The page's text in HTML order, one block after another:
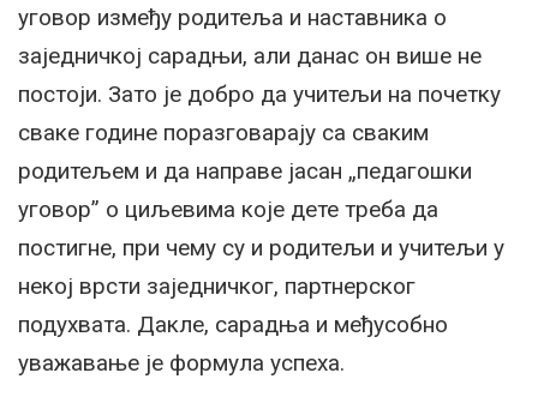
уговор између родитеља и наставника о
заједничкој сарадњи, али данас он више не
постоји. Зато је добро да учитељи на почетку
сваке године поразговарају са сваким
родитељем и да направе јасан „педагошки
уговор” о циљевима које дете треба да
постигне, при чему су и родитељи и учитељи у
некој врсти заједничког, партнерског
подухвата. Дакле, сарадња и међусобно
уважавање је формула успеха.